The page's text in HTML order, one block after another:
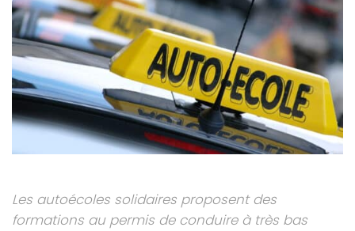
Les autoécoles solidaires proposent des
formations au permis de conduire à très bas